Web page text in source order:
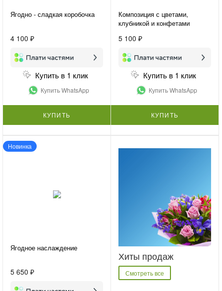
Ягодно - сладкая коробочка
4 100 ₽
Купить в 1 клик
Купить WhatsApp
КУПИТЬ
Композиция с цветами,
клубникой и конфетами
5 100 ₽
Купить в 1 клик
Купить WhatsApp
КУПИТЬ
Новинка
Ягодное наслаждение
5 650 ₽
Хиты продаж
Смотреть все